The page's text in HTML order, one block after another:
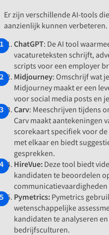
Er zijn verschillende AI-tools
aanzienlijk kunnen
ChatGPT: De AI tool
vacatureteksten schrijft,
scripts voor een employer
Midjourney: Omschrijf wat
Midjourney maakt er een
voor social media posts en
Carv: Meeschrijven tijdens
Carv maakt aantekeningen
scorekaart specifiek voor
met elkaar en biedt
gesprekken.
HireVue:Deze tool biedt
kandidaten te beoordelen
Pymetrics:Pymetrics
wetenschappelijke
kandidaten te analyseren
bedrijfsculturen.